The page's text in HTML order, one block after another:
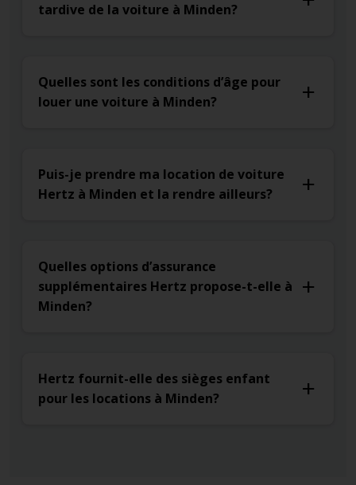
tardive de la voiture à Minden?
Quelles sont les conditions d’âge pour
louer une voiture à Minden?
Puis-je prendre ma location de voiture
Hertz à Minden et la rendre ailleurs?
Quelles options d’assurance
supplémentaires Hertz propose-t-elle à
Minden?
Hertz fournit-elle des sièges enfant
pour les locations à Minden?